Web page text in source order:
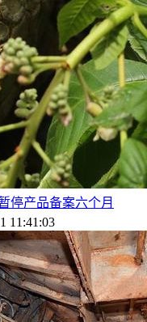
停产品备案六个月
11:41:03